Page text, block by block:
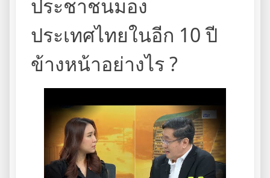
ประชาชนมอง
ประเทศไทยในอีก 10 ปี
ข้างหน้าอย่างไร ?